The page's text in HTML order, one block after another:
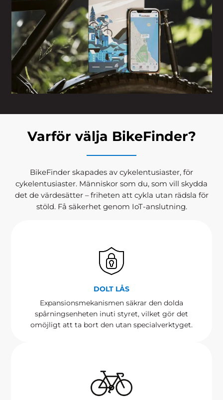
Varför välja BikeFinder?
BikeFinder skapades av cykelentusiaster, för
cykelentusiaster. Människor som du, som vill skydda
det de värdesätter – friheten att cykla utan rädsla för
stöld. Få säkerhet genom IoT-anslutning.
DOLT LÅS
Expansionsmekanismen säkrar den dolda
spårningsenheten inuti styret, vilket gör det
omöjligt att ta bort den utan specialverktyget.